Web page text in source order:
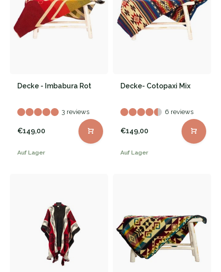
Decke - Imbabura Rot
3 reviews
€149,00
Auf Lager
Decke- Cotopaxi Mix
6 reviews
€149,00
Auf Lager